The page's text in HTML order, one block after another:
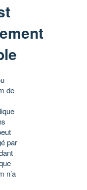
de
par
n’a